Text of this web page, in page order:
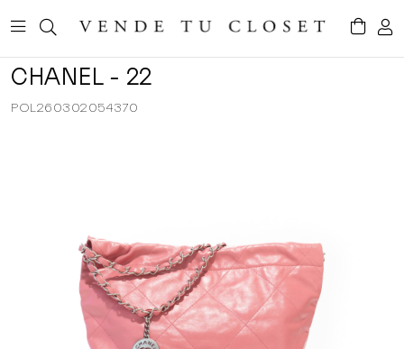
CHANEL - 22
POL260302054370